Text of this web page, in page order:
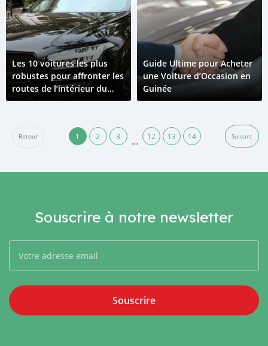
Les 10 voitures les plus
robustes pour affronter les
routes de l’intérieur du
pays
Guide Ultime pour Acheter
une Voiture d’Occasion en
Guinée
Retour 1 2 3 … 12 13 14 Suivant
Souscrire à notre newsletter
Souscrire